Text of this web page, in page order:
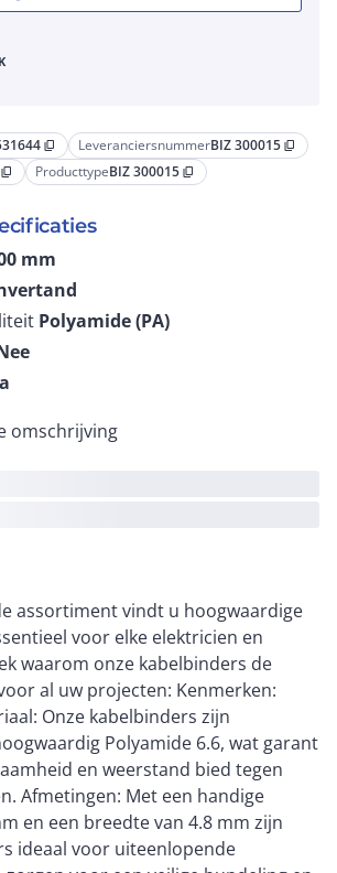
content_copy LeveranciersnummerBIZ 300015 content_copy
content_copy ProducttypeBIZ 300015 content_copy
mm
Polyamide (PA)
omschrijving
assortiment vindt u hoogwaardige
voor elke elektricien en
waarom onze kabelbinders de
al uw projecten: Kenmerken:
Onze kabelbinders zijn
Polyamide 6.6, wat garant
en weerstand bied tegen
Afmetingen: Met een handige
en een breedte van 4.8 mm zijn
ideaal voor uiteenlopende